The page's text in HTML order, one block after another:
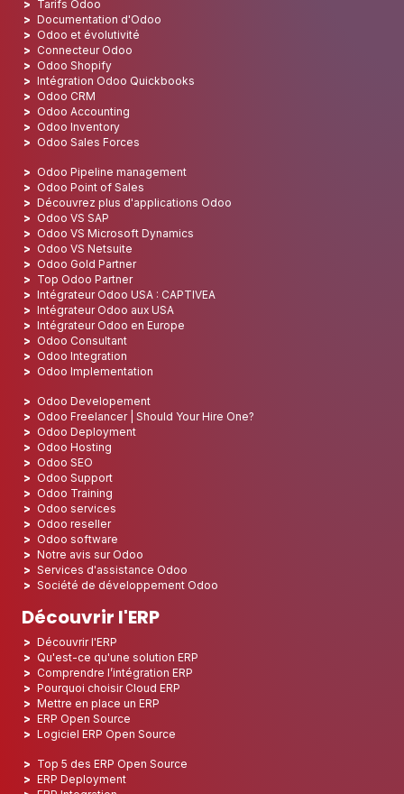
Tarifs Odoo
Documentation d'Odoo
Odoo et évolutivité
Connecteur Odoo
Odoo Shopify
Intégration Odoo Quickbooks
Odoo CRM
Odoo Accounting
Odoo Inventory
Odoo Sales Forces
Odoo Pipeline management
Odoo Point of Sales
Découvrez plus d'applications Odoo
Odoo VS SAP
Odoo VS Microsoft Dynamics
Odoo VS Netsuite
Odoo Gold Partner
Top Odoo Partner
Intégrateur Odoo USA : CAPTIVEA
Intégrateur Odoo aux USA
Intégrateur Odoo en Europe
Odoo Consultant
Odoo Integration
Odoo Implementation
Odoo Developement
Odoo Freelancer | Should Your Hire One?
Odoo Deployment
Odoo Hosting
Odoo SEO
Odoo Support
Odoo Training
Odoo services
Odoo reseller
Odoo software
Notre avis sur Odoo
Services d'assistance Odoo
Société de développement Odoo
Découvrir l'ERP
Découvrir l'ERP
Qu'est-ce qu'une solution ERP
Comprendre l’intégration ERP
Pourquoi choisir Cloud ERP
Mettre en place un ERP
ERP Open Source
Logiciel ERP Open Source
Top 5 des ERP Open Source
ERP Deployment